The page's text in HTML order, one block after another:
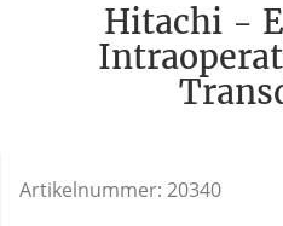
Hitachi -
Artikelnummer: 20340